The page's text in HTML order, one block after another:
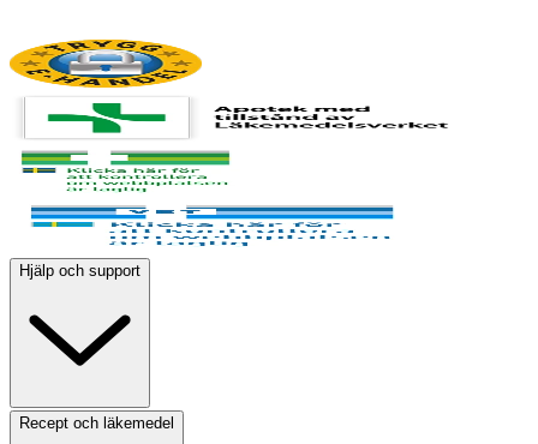
Hjälp och support
Recept och läkemedel